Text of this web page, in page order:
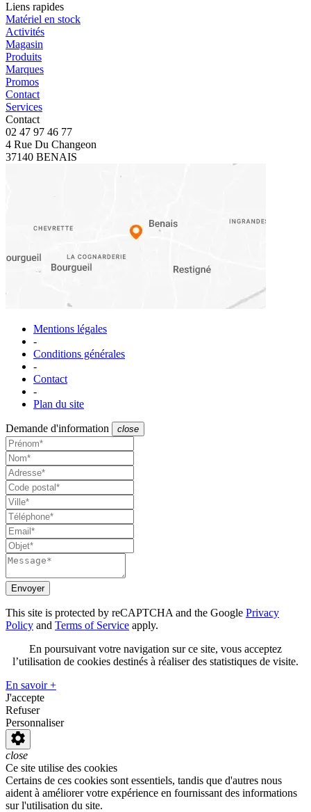
Liens rapides
Matériel en stock
Activités
Magasin
Produits
Marques
Promos
Contact
Services
Contact
02 47 97 46 77
4 Rue Du Changeon
37140 BENAIS
Mentions légales
-
Conditions générales
-
Contact
-
Plan du site
Demande d'information close
Envoyer
This site is protected by reCAPTCHA and the Google Privacy
Policy and Terms of Service apply.
En poursuivant votre navigation sur ce site, vous acceptez
l’utilisation de cookies destinés à réaliser des statistiques de visite.
En savoir +
J'accepte
Refuser
Personnaliser
close
Ce site utilise des cookies
Certains de ces cookies sont essentiels, tandis que d'autres nous
aident à améliorer votre expérience en fournissant des informations
sur l'utilisation du site.